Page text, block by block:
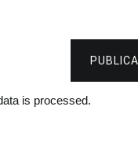
is processed.